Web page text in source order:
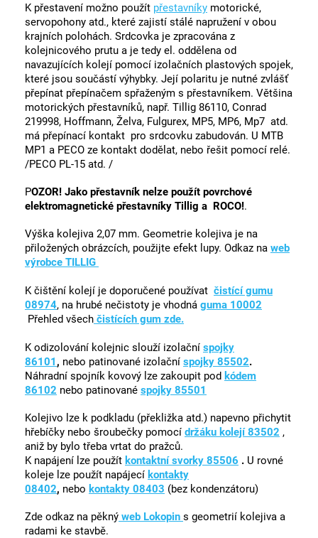
K přestavení možno použít přestavníky motorické,
servopohony atd., které zajistí stálé napružení v obou
krajních polohách. Srdcovka je zpracována z
kolejnicového prutu a je tedy el. oddělena od
navazujících kolejí pomocí izolačních plastových spojek,
které jsou součástí výhybky. Její polaritu je nutné zvlášť
přepínat přepínačem spřaženým s přestavníkem. Většina
motorických přestavníků, např. Tillig 86110, Conrad
219998, Hoffmann, Želva, Fulgurex, MP5, MP6, Mp7 atd.
má přepínací kontakt pro srdcovku zabudován. U MTB
MP1 a PECO ze kontakt dodělat, nebo řešit pomocí relé.
/PECO PL-15 atd. /
POZOR! Jako přestavník nelze použít povrchové
elektromagnetické přestavníky Tillig a ROCO!.
Výška kolejiva 2,07 mm. Geometrie kolejiva je na
přiložených obrázcích, použijte efekt lupy. Odkaz na web
výrobce TILLIG
K čištění kolejí je doporučené používat čistící gumu
08974, na hrubé nečistoty je vhodná guma 10002
Přehled všech čistících gum zde.
K odizolování kolejnic slouží izolační spojky
86101 , nebo patinované izolační spojky 85502.
Náhradní spojník kovový lze zakoupit pod kódem
86102 nebo patinované spojky 85501
Kolejivo lze k podkladu (překližka atd.) napevno přichytit
hřebíčky nebo šroubečky pomocí držáku kolejí 83502 ,
aniž by bylo třeba vrtat do pražců.
K napájení lze použít kontaktní svorky 85506 . U rovné
koleje lze použít napájecí kontakty
08402, nebo kontakty 08403 (bez kondenzátoru)
Zde odkaz na pěkný web Lokopin s geometrií kolejiva a
radami ke stavbě.